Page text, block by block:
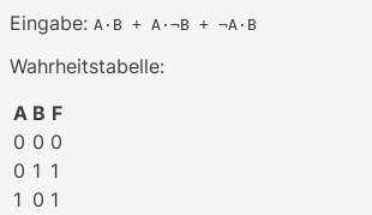
Eingabe: A·B + A·¬B + ¬A·B
Wahrheitstabelle:
A B F
0 0 0
0 1 1
1 0 1